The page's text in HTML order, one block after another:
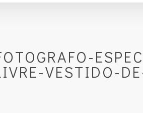
VESTIDO-